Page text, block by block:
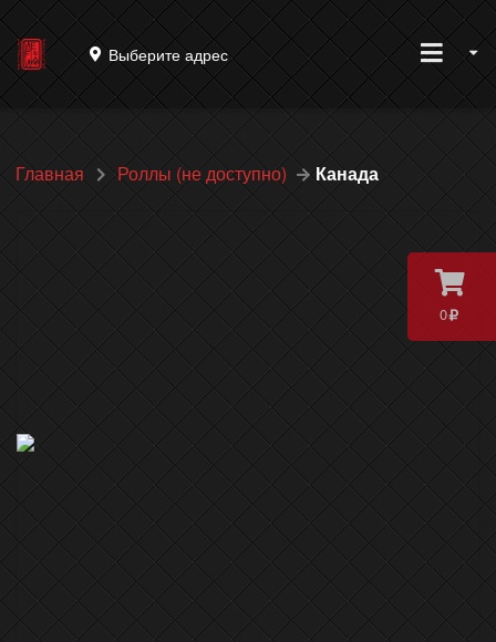
0
Выберите адрес
Главная Роллы (не доступно) Канада